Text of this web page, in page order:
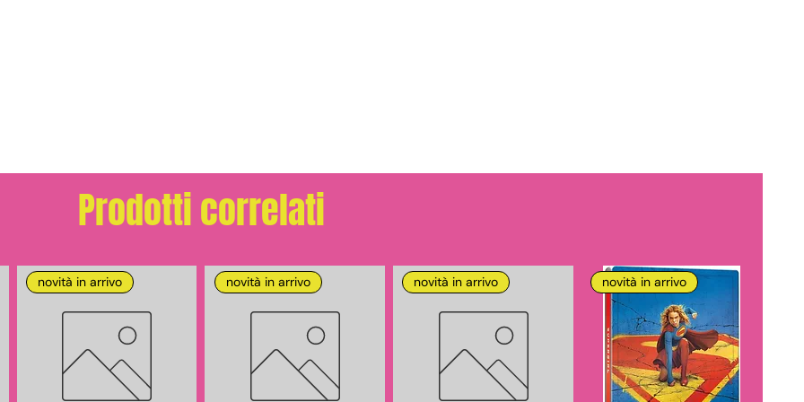
Prodotti correlati
novità in arrivo novità in arrivo novità in arrivo novità in arrivo